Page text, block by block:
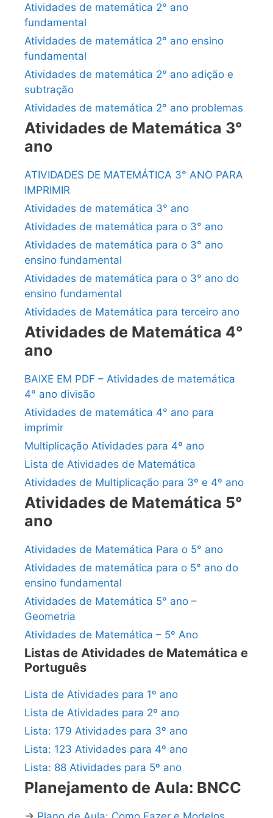
Atividades de matemática 2° ano
fundamental
Atividades de matemática 2° ano ensino
fundamental
Atividades de matemática 2° ano adição e
subtração
Atividades de matemática 2° ano problemas
Atividades de Matemática 3°
ano
ATIVIDADES DE MATEMÁTICA 3° ANO PARA
IMPRIMIR
Atividades de matemática 3° ano
Atividades de matemática para o 3° ano
Atividades de matemática para o 3° ano
ensino fundamental
Atividades de matemática para o 3° ano do
ensino fundamental
Atividades de Matemática para terceiro ano
Atividades de Matemática 4°
ano
BAIXE EM PDF – Atividades de matemática
4° ano divisão
Atividades de matemática 4° ano para
imprimir
Multiplicação Atividades para 4º ano
Lista de Atividades de Matemática
Atividades de Multiplicação para 3º e 4º ano
Atividades de Matemática 5°
ano
Atividades de Matemática Para o 5° ano
Atividades de matemática para o 5° ano do
ensino fundamental
Atividades de Matemática 5° ano –
Geometria
Atividades de Matemática – 5º Ano
Listas de Atividades de Matemática e
Português
Lista de Atividades para 1º ano
Lista de Atividades para 2º ano
Lista: 179 Atividades para 3º ano
Lista: 123 Atividades para 4º ano
Lista: 88 Atividades para 5º ano
Planejamento de Aula: BNCC